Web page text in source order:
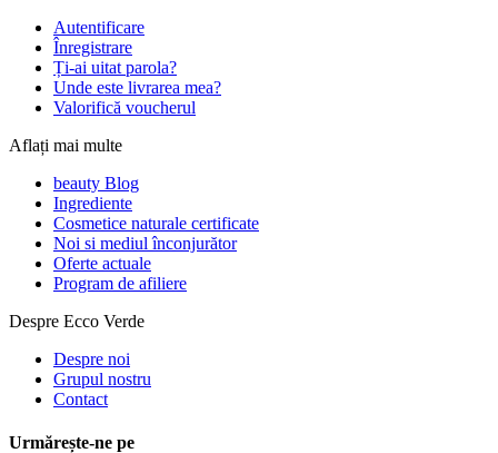
Autentificare
Înregistrare
Ți-ai uitat parola?
Unde este livrarea mea?
Valorifică voucherul
Aflați mai multe
beauty Blog
Ingrediente
Cosmetice naturale certificate
Noi si mediul înconjurător
Oferte actuale
Program de afiliere
Despre Ecco Verde
Despre noi
Grupul nostru
Contact
Urmărește-ne pe